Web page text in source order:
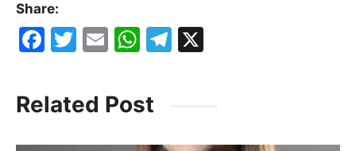
Share:
F
c
e
b
T
itt
er
E
ai
l
W
at
s
A
T
a
Related Post